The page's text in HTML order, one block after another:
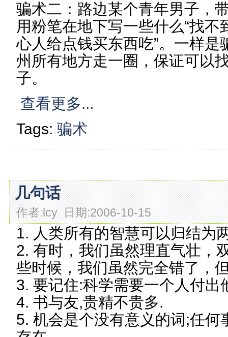
骗术二：路边某个青年男子，
用粉笔在地下写一些什么“找
心人给点钱买东西吃”。一样
州所有地方走一圈，保证可以
子。
查看更多...
Tags:骗术
几句话
作者:lcy 日期:2006-10-15
1. 人类所有的智慧可以归结为
2. 有时，我们虽然理直气壮，
些时候，我们虽然完全错了，
3. 要记住:科学需要一个人付出
4. 书与友,贵精不贵多.
5. 机会是个没有意义的词;任何